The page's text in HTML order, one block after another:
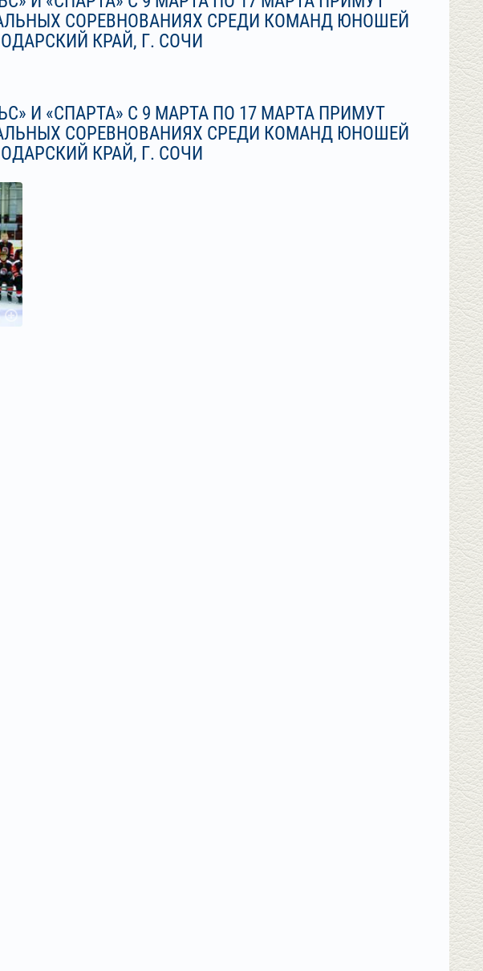
СОРЕВНОВАНИЯХ СРЕДИ КОМАНД ЮНОШЕЙ
КРАЙ, Г. СОЧИ
И «СПАРТА» С 9 МАРТА ПО 17 МАРТА ПРИМУТ
СОРЕВНОВАНИЯХ СРЕДИ КОМАНД ЮНОШЕЙ
КРАЙ, Г. СОЧИ